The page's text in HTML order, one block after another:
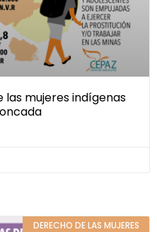
las mujeres indígenas
DERECHO DE LAS MUJERES